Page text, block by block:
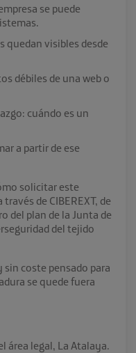
se puede
quedan visibles desde
débiles de una web o
cuándo es un
a partir de ese
solicitar este
de CIBEREXT, de
del plan de la Junta de
del tejido
coste pensado para
se quede fuera
área legal, La Atalaya.